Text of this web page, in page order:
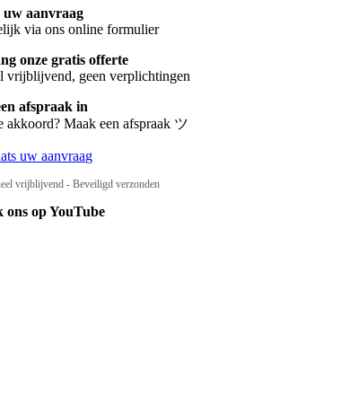
uw aanvraag
via ons online formulier
onze gratis offerte
vrijblijvend, geen verplichtingen
afspraak in
akkoord? Maak een afspraak ツ
uw aanvraag
vrijblijvend - Beveiligd verzonden
ons op YouTube